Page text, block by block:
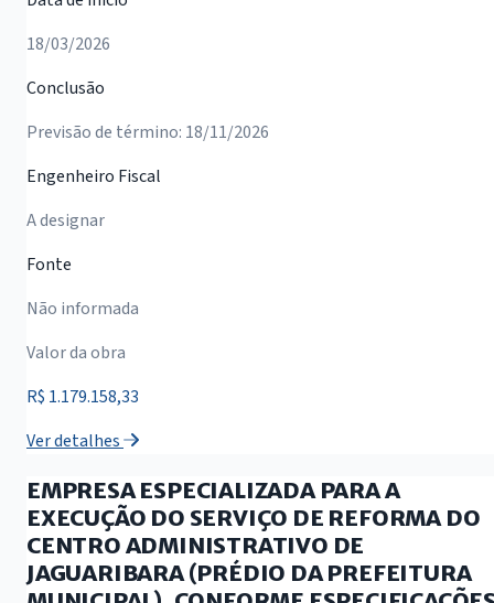
18/03/2026
Conclusão
Previsão de término: 18/11/2026
Engenheiro Fiscal
A designar
Fonte
Não informada
Valor da obra
R$ 1.179.158,33
Ver detalhes
EMPRESA ESPECIALIZADA PARA A
EXECUÇÃO DO SERVIÇO DE REFORMA DO
CENTRO ADMINISTRATIVO DE
JAGUARIBARA (PRÉDIO DA PREFEITURA